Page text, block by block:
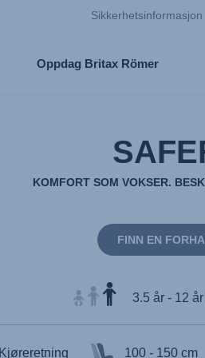
Sikkerhetsinformasjon
Oppdag Britax Römer
KOMFORT SOM VOKSER.
FINN EN
3.5 år - 12
Kjøreretning 100 - 150 cm